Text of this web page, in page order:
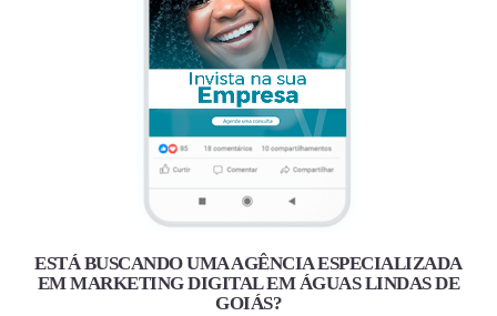
ESTÁ BUSCANDO UMA AGÊNCIA ESPECIALIZADA
EM MARKETING DIGITAL EM ÁGUAS LINDAS DE
GOIÁS?